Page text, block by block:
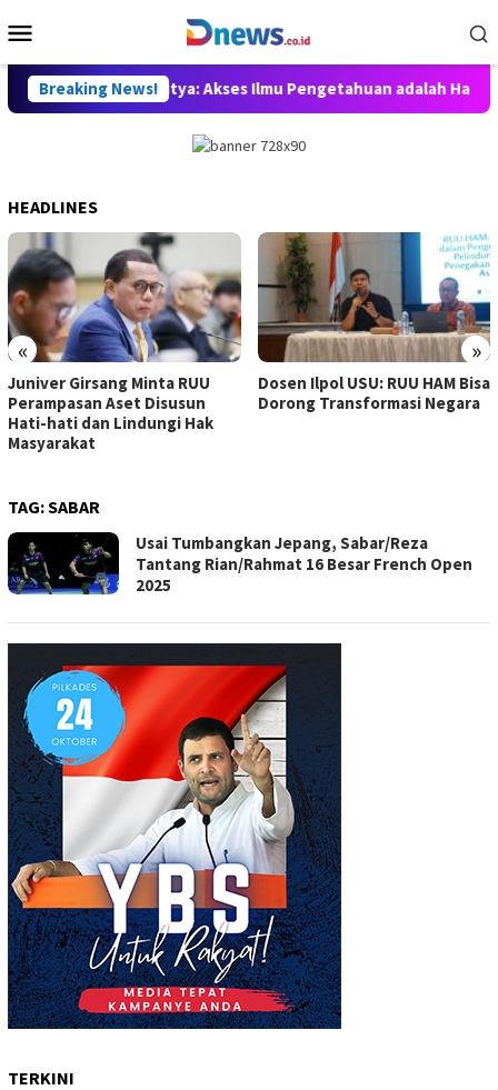
to
Menu
Breaking News!
Willy Aditya: Akses Ilmu Pengetahuan adalah Hak Dasar
HEADLINES
« »
Juniver Girsang Minta RUU
Perampasan Aset Disusun
Hati-hati dan Lindungi Hak
Masyarakat
Dosen Ilpol USU: RUU HAM Bisa
Dorong Transformasi Negara
TAG:SABAR
Usai Tumbangkan Jepang, Sabar/Reza
Tantang Rian/Rahmat 16 Besar French Open
2025
TERKINI